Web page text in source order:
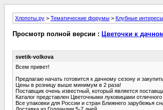
Хлопоты.ру > Тематические форумы > Клубные интересы
Просмотр полной версии : Цветочки к
svetik-volkova
Всем привет!
Предлагаю начать готовится к дачному сезону и
Цены в розницу выше минимум в 2 раза!
Поставщик очень известный, который является
Каталог представлен Цветочными луковицами отличного
Все упаковки для России и стран Ближнего зарубежья